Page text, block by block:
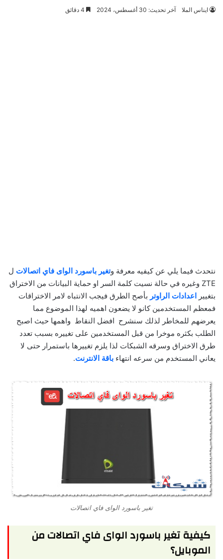
ايناس الملا آخر تحديث: 30 أغسطس، 2024
نتحدث فيما يلي عن كيفيه معرفة وتغير باسورد الواى فاي اتصالات ل
ZTE وغيره في حالة نسيت كلمة السر او حماية البيانات من الاختراق
بتغيير اعدادات الراوتر بأصح الطرق فيجب الانتباه لامر الاختراقات
فمعظم المستخدمين كانو لا يضعون اهميه لهذا الموضوع مما
يعرضهم للمخاطر لذلك سنشرح افضل النقاط واهمها حيث اصبح
الطلب بكثره موخرا من قبل المستخدمين على تغييره بسبب تعدد
طرق الاختراق وسرقه الشبكات لذا يلزم تغييرها باستمرار حتى لا
يعاني المستخدم من سرعه انتهاء باقة الانترنت.
تغير باسورد الواى فاي اتصالات
كيفية تغير باسورد الواى فاي اتصالات من
الموبايل؟